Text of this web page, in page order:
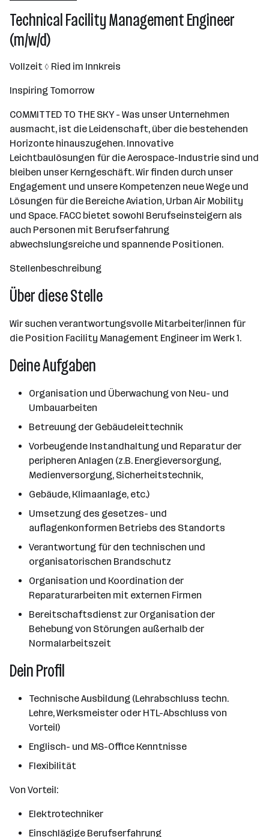
Ried im Innkreis
Technical Facility Management Engineer
(m/w/d)
Vollzeit ■ Ried im Innkreis
Inspiring Tomorrow
COMMITTED TO THE SKY - Was unser Unternehmen
ausmacht, ist die Leidenschaft, über die bestehenden
Horizonte hinauszugehen. Innovative
Leichtbaulösungen für die Aerospace-Industrie sind und
bleiben unser Kerngeschäft. Wir finden durch unser
Engagement und unsere Kompetenzen neue Wege und
Lösungen für die Bereiche Aviation, Urban Air Mobility
und Space. FACC bietet sowohl Berufseinsteigern als
auch Personen mit Berufserfahrung
abwechslungsreiche und spannende Positionen.
Stellenbeschreibung
Über diese Stelle
Wir suchen verantwortungsvolle Mitarbeiter/innen für
die Position Facility Management Engineer im Werk 1.
Deine Aufgaben
Organisation und Überwachung von Neu- und
Umbauarbeiten
Betreuung der Gebäudeleittechnik
Vorbeugende Instandhaltung und Reparatur der
peripheren Anlagen (z.B. Energieversorgung,
Medienversorgung, Sicherheitstechnik,
Gebäude, Klimaanlage, etc.)
Umsetzung des gesetzes- und
auflagenkonformen Betriebs des Standorts
Verantwortung für den technischen und
organisatorischen Brandschutz
Organisation und Koordination der
Reparaturarbeiten mit externen Firmen
Bereitschaftsdienst zur Organisation der
Behebung von Störungen außerhalb der
Normalarbeitszeit
Dein Profil
Technische Ausbildung (Lehrabschluss techn.
Lehre, Werksmeister oder HTL-Abschluss von
Vorteil)
Englisch- und MS-Office Kenntnisse
Flexibilität
Von Vorteil:
Elektrotechniker
Einschlägige Berufserfahrung